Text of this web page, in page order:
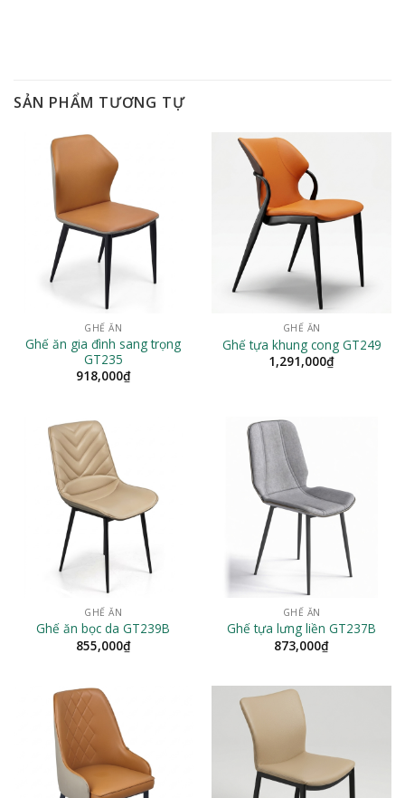
SẢN PHẨM TƯƠNG TỰ
GHẾ ĂN
Ghế ăn gia đình sang trọng
GT235
918,000₫
GHẾ ĂN
Ghế tựa khung cong GT249
1,291,000₫
GHẾ ĂN
Ghế ăn bọc da GT239B
855,000₫
GHẾ ĂN
Ghế tựa lưng liền GT237B
873,000₫